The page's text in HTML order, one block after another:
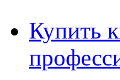
Купить